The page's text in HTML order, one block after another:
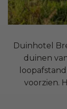
Duinhotel
duinen
voorzien.